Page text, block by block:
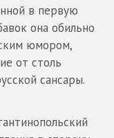
в первую
она обильно
юмором,
от столь
сансары.